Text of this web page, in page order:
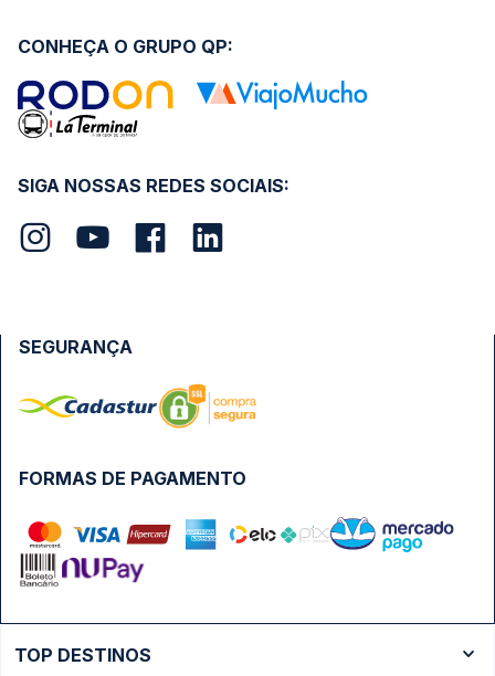
SIGA NOSSAS REDES SOCIAIS:
CONHEÇA O GRUPO QP:
FORMAS DE PAGAMENTO
SEGURANÇA
TOP DESTINOS